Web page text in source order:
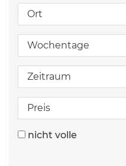
Ort
Wochentage
Zeitraum
Preis
nicht volle